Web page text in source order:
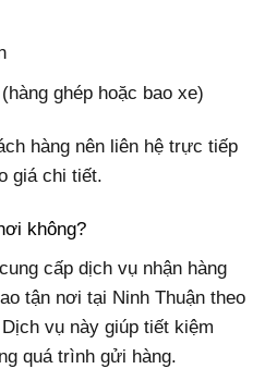
ghép hoặc bao xe)
hàng nên liên hệ trực tiếp
giá chi tiết.
không?
cấp dịch vụ nhận hàng
tận nơi tại Ninh Thuận theo
vụ này giúp tiết kiệm
quá trình gửi hàng.